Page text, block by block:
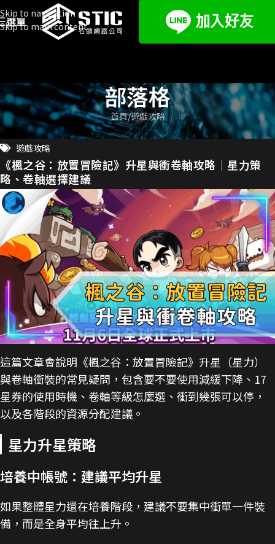
Skip to navigation
Skip to main content
選單
部落格
首頁 遊戲攻略
遊戲攻略
《楓之谷：放置冒險記》升星與衝卷軸攻略｜星力策
略、卷軸選擇建議
這篇文章會說明《楓之谷：放置冒險記》升星（星力）
與卷軸衝裝的常見疑問，包含要不要使用減緩下降、17
星券的使用時機、卷軸等級怎麼選、衝到幾張可以停，
以及各階段的資源分配建議。
星力升星策略
培養中帳號：建議平均升星
如果整體星力還在培養階段，建議不要集中衝單一件裝
備，而是全身平均往上升。